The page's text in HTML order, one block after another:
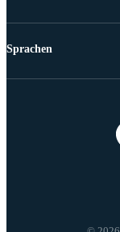
Sprachen